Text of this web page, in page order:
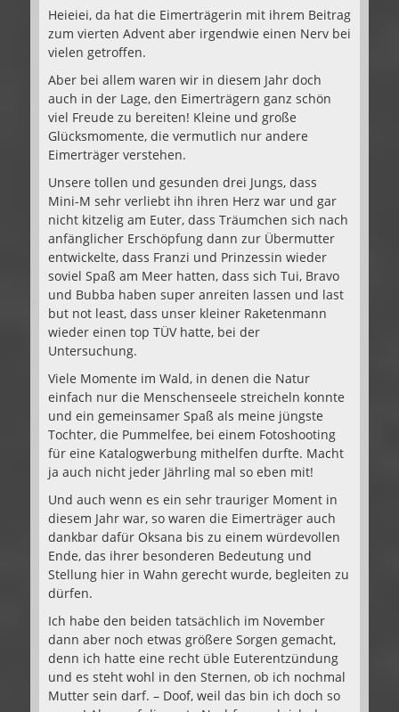
Heieiei, da hat die Eimerträgerin mit ihrem Beitrag
zum vierten Advent aber irgendwie einen Nerv bei
vielen getroffen.
Aber bei allem waren wir in diesem Jahr doch
auch in der Lage, den Eimerträgern ganz schön
viel Freude zu bereiten! Kleine und große
Glücksmomente, die vermutlich nur andere
Eimerträger verstehen.
Unsere tollen und gesunden drei Jungs, dass
Mini-M sehr verliebt ihn ihren Herz war und gar
nicht kitzelig am Euter, dass Träumchen sich nach
anfänglicher Erschöpfung dann zur Übermutter
entwickelte, dass Franzi und Prinzessin wieder
soviel Spaß am Meer hatten, dass sich Tui, Bravo
und Bubba haben super anreiten lassen und last
but not least, dass unser kleiner Raketenmann
wieder einen top TÜV hatte, bei der
Untersuchung.
Viele Momente im Wald, in denen die Natur
einfach nur die Menschenseele streicheln konnte
und ein gemeinsamer Spaß als meine jüngste
Tochter, die Pummelfee, bei einem Fotoshooting
für eine Katalogwerbung mithelfen durfte. Macht
ja auch nicht jeder Jährling mal so eben mit!
Und auch wenn es ein sehr trauriger Moment in
diesem Jahr war, so waren die Eimerträger auch
dankbar dafür Oksana bis zu einem würdevollen
Ende, das ihrer besonderen Bedeutung und
Stellung hier in Wahn gerecht wurde, begleiten zu
dürfen.
Ich habe den beiden tatsächlich im November
dann aber noch etwas größere Sorgen gemacht,
denn ich hatte eine recht üble Euterentzündung
und es steht wohl in den Sternen, ob ich nochmal
Mutter sein darf. – Doof, weil das bin ich doch so